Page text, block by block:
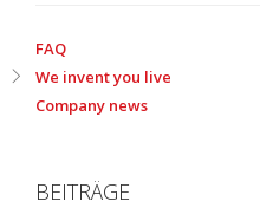
FAQ
We invent you live
Company news
BEITRÄGE